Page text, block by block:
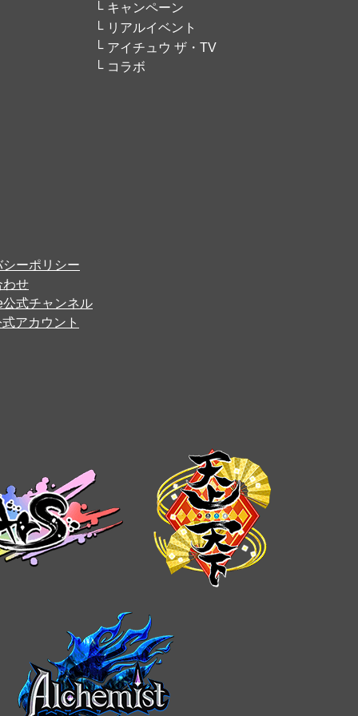
キャンペーン
リアルイベント
アイチュウ ザ・TV
コラボ
シーポリシー
わせ
公式チャンネル
アカウント